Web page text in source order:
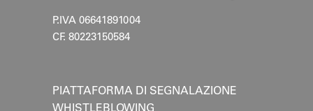
P.IVA 06641891004
CF. 80223150584
PIATTAFORMA DI SEGNALAZIONE